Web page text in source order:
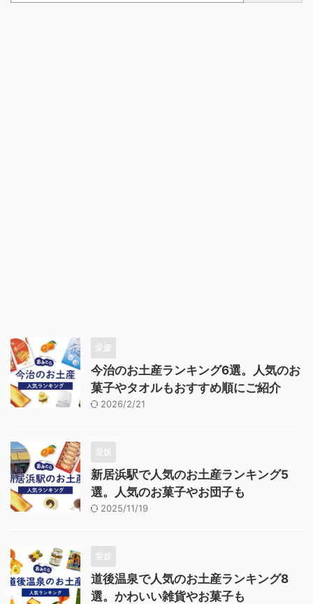
愛媛
今治のお土産ランキング6選。人気のお
菓子やタオルもおすすめ順にご紹介
2026/2/21
愛媛
新居浜駅で人気のお土産ランキング5
選。人気のお菓子やお団子も
2025/11/19
愛媛
道後温泉で人気のお土産ランキング8
選。かわいい雑貨やお菓子も